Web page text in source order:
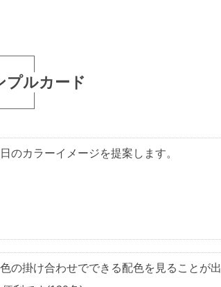
プルカード
のカラーイメージを提案します。
の掛け合わせでできる配色を見ることが出